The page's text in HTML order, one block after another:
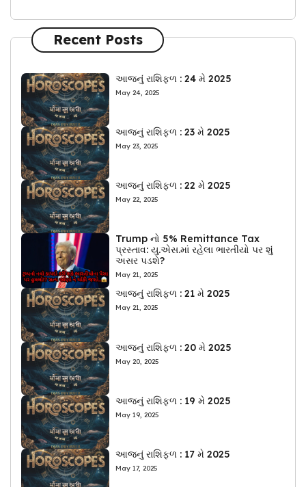
Recent Posts
આજનું રાશિફળ : 24 મે 2025
May 24, 2025
આજનું રાશિફળ : 23 મે 2025
May 23, 2025
આજનું રાશિફળ : 22 મે 2025
May 22, 2025
Trump નો 5% Remittance Tax
પ્રસ્તાવ: યુ.એસ.માં રહેલા ભારતીયો પર શું
અસર પડશે?
May 21, 2025
આજનું રાશિફળ : 21 મે 2025
May 21, 2025
આજનું રાશિફળ : 20 મે 2025
May 20, 2025
આજનું રાશિફળ : 19 મે 2025
May 19, 2025
આજનું રાશિફળ : 17 મે 2025
May 17, 2025